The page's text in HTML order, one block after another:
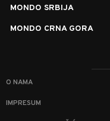
MONDO SRBIJA
MONDO CRNA GORA
O NAMA
IMPRESUM